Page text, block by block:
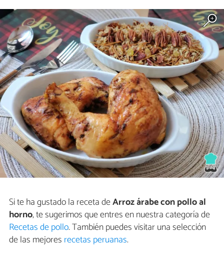
Si te ha gustado la receta deArroz árabe con pollo al
horno, te sugerimos que entres en nuestra categoría de
Recetas de pollo. También puedes visitar una selección
de las mejores recetas peruanas.